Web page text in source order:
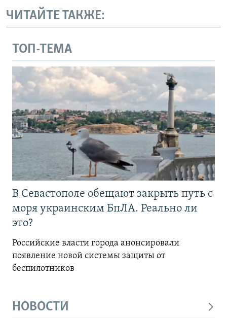
ЧИТАЙТЕ ТАКЖЕ:
ТОП-ТЕМА
В Севастополе обещают закрыть путь с
моря украинским БпЛА. Реально ли
это?
Российские власти города анонсировали
появление новой системы защиты от
беспилотников
НОВОСТИ